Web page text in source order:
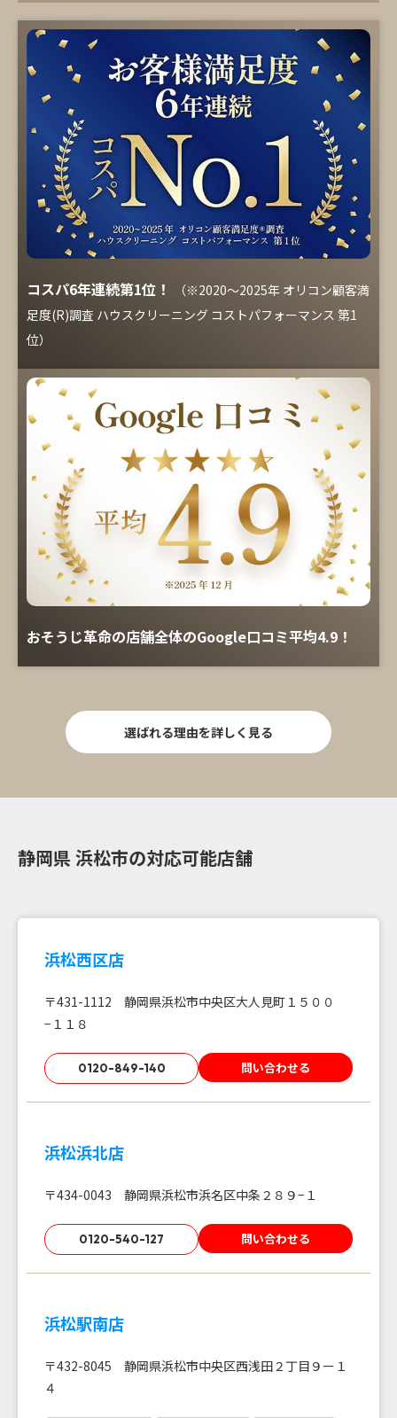
コスパ6年連続第1位！
（※2020～2025年 オリコン顧客満
足度(R)調査 ハウスクリーニング コストパフォーマンス 第1
位）
おそうじ革命の店舗全体のGoogle口コミ平均4.9！
選ばれる理由を詳しく見る
静岡県 浜松市の対応可能店舗
浜松西区店
〒431-1112 静岡県浜松市中央区大人見町１５００
−１１８
0120-849-140 問い合わせる
浜松浜北店
〒434-0043 静岡県浜松市浜名区中条２８９−１
0120-540-127 問い合わせる
浜松駅南店
〒432-8045 静岡県浜松市中央区西浅田２丁目９ー１
４